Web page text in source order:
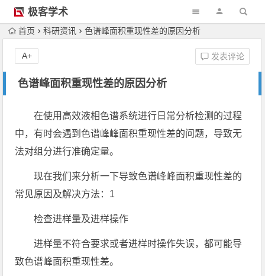
极客学术
首页 科研资讯 色谱峰面积重现性差的原因分析
色谱峰面积重现性差的原因分析
发表评论
A+
在使用高效液相色谱系统进行日常分析检测的过程
中，有时会遇到色谱峰峰面积重现性差的问题，导致无
法对组分进行准确定量。
现在我们来分析一下导致色谱峰峰面积重现性差的
常见原因及解决方法：1
检查进样量及进样操作
进样量不符合要求或者进样时操作失误，都可能导
致色谱峰面积重现性差。